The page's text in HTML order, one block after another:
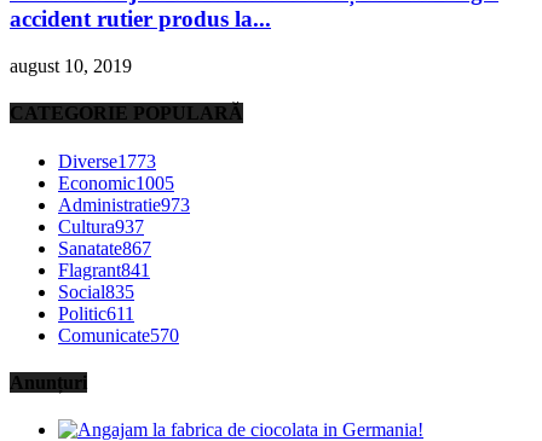
accident rutier produs la...
august 10, 2019
CATEGORIE POPULARĂ
Diverse1773
Economic1005
Administratie973
Cultura937
Sanatate867
Flagrant841
Social835
Politic611
Comunicate570
Anunțuri